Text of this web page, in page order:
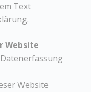
Text
Website
Website